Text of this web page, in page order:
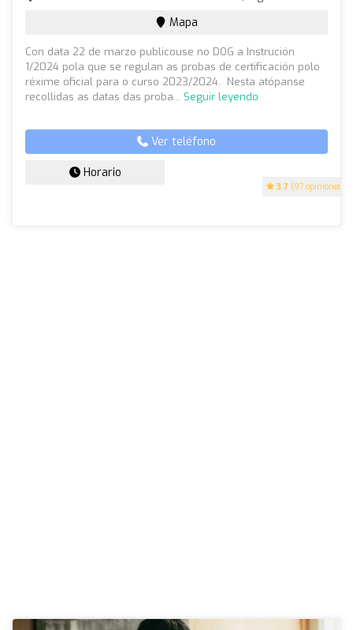
3.7 (97 opiniones)
Mapa
Con data 22 de marzo publicouse no DOG a Instrución
1/2024 pola que se regulan as probas de certificación polo
réxime oficial para o curso 2023/2024. Nesta atópanse
recollidas as datas das proba... Seguir leyendo
Ver teléfono
Horario